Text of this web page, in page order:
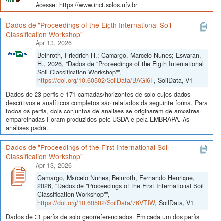
Acesse: https://www.inct.solos.ufv.br
Dados de "Proceedings of the Eigth International Soil
Classification Workshop"
Apr 13, 2026
Beinroth, Friedrich H.; Camargo, Marcelo Nunes; Eswaran,
H., 2026, "Dados de "Proceedings of the Eigth International
Soil Classification Workshop"",
https://doi.org/10.60502/SoilData/BAGI6F, SoilData, V1
Dados de 23 perfis e 171 camadas/horizontes de solo cujos dados
descritivos e analíticos completos são relatados da seguinte forma. Para
todos os perfis, dois conjuntos de análises se originaram de amostras
emparelhadas Foram produzidos pelo USDA e pela EMBRAPA. As
análises padrã...
Dados de "Proceedings of the First International Soil
Classification Workshop"
Apr 13, 2026
Camargo, Marcelo Nunes; Beinroth, Fernando Henrique,
2026, "Dados de "Proceedings of the First International Soil
Classification Workshop"",
https://doi.org/10.60502/SoilData/76VTJW, SoilData, V1
Dados de 31 perfis de solo georreferenciados. Em cada um dos perfis